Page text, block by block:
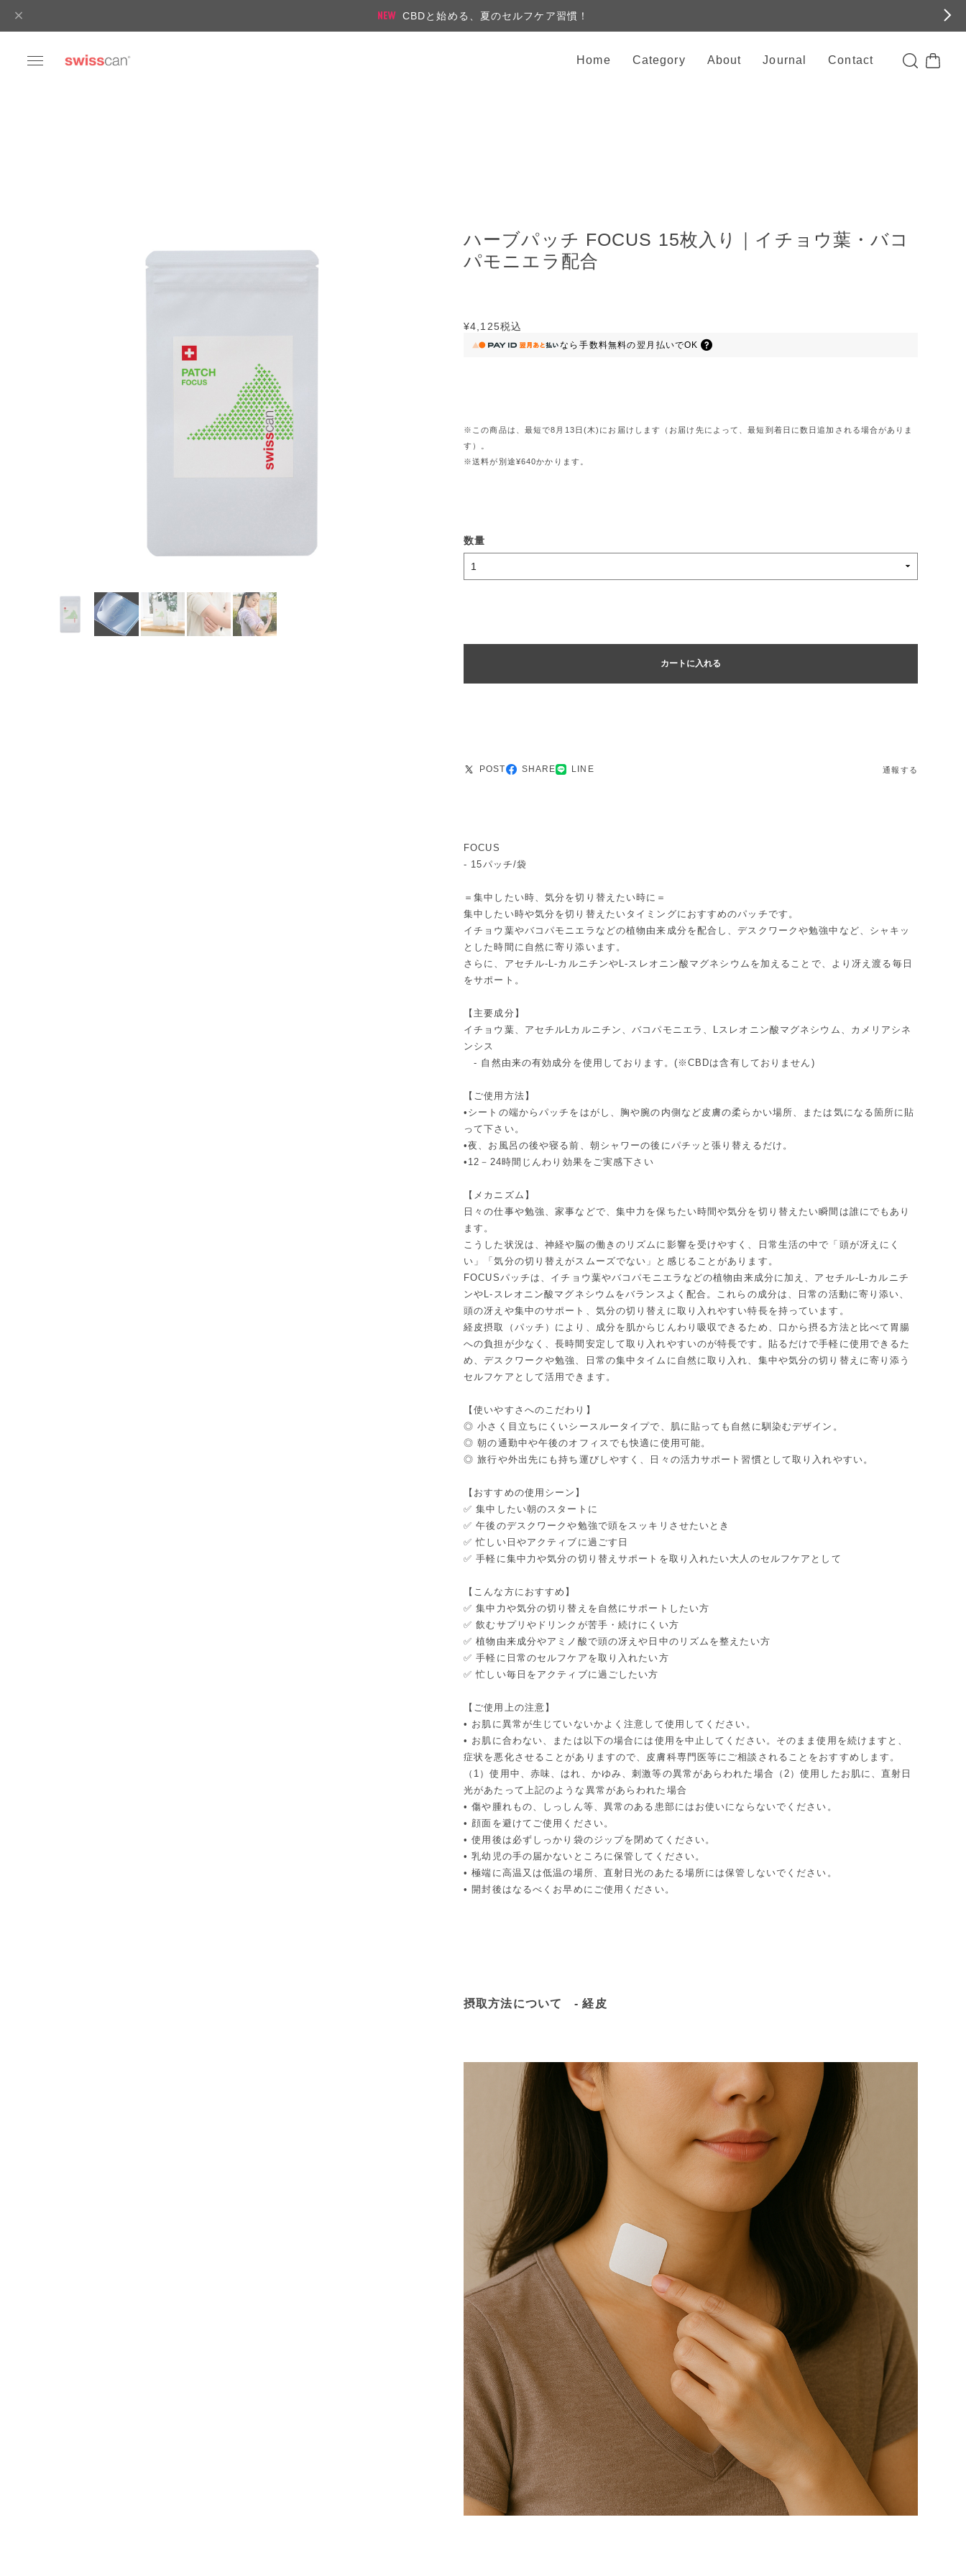
CBDと始める、夏のセルフケア習慣！
Home Category About Journal Contact
ハーブパッチ FOCUS 15枚入り｜イチョウ葉・バコ
パモニエラ配合
¥4,125税込
なら 手数料無料の翌月払いでOK
※この商品は、最短で8月13日(木)にお届けします（お届け先によって、最短到着日に数日追加される場合がありま
す）。
※送料が別途¥640かかります。
数量
カートに入れる
POST SHARE LINE 通報する
FOCUS
‐ 15パッチ/袋
＝集中したい時、気分を切り替えたい時に＝
集中したい時や気分を切り替えたいタイミングにおすすめのパッチです。
イチョウ葉やバコパモニエラなどの植物由来成分を配合し、デスクワークや勉強中など、シャキッ
とした時間に自然に寄り添います。
さらに、アセチル-L-カルニチンやL-スレオニン酸マグネシウムを加えることで、より冴え渡る毎日
をサポート。
【主要成分】
イチョウ葉、アセチルLカルニチン、バコパモニエラ、Lスレオニン酸マグネシウム、カメリアシネ
ンシス
- 自然由来の有効成分を使用しております。(※CBDは含有しておりません)
【ご使用方法】
•シートの端からパッチをはがし、胸や腕の内側など皮膚の柔らかい場所、または気になる箇所に貼
って下さい。
•夜、お風呂の後や寝る前、朝シャワーの後にパチッと張り替えるだけ。
•12－24時間じんわり効果をご実感下さい
【メカニズム】
日々の仕事や勉強、家事などで、集中力を保ちたい時間や気分を切り替えたい瞬間は誰にでもあり
ます。
こうした状況は、神経や脳の働きのリズムに影響を受けやすく、日常生活の中で「頭が冴えにく
い」「気分の切り替えがスムーズでない」と感じることがあります。
FOCUSパッチは、イチョウ葉やバコパモニエラなどの植物由来成分に加え、アセチル-L-カルニチ
ンやL-スレオニン酸マグネシウムをバランスよく配合。これらの成分は、日常の活動に寄り添い、
頭の冴えや集中のサポート、気分の切り替えに取り入れやすい特長を持っています。
経皮摂取（パッチ）により、成分を肌からじんわり吸収できるため、口から摂る方法と比べて胃腸
への負担が少なく、長時間安定して取り入れやすいのが特長です。貼るだけで手軽に使用できるた
め、デスクワークや勉強、日常の集中タイムに自然に取り入れ、集中や気分の切り替えに寄り添う
セルフケアとして活用できます。
【使いやすさへのこだわり】
◎ 小さく目立ちにくいシースルータイプで、肌に貼っても自然に馴染むデザイン。
◎ 朝の通勤中や午後のオフィスでも快適に使用可能。
◎ 旅行や外出先にも持ち運びしやすく、日々の活力サポート習慣として取り入れやすい。
【おすすめの使用シーン】
✅ 集中したい朝のスタートに
✅ 午後のデスクワークや勉強で頭をスッキリさせたいとき
✅ 忙しい日やアクティブに過ごす日
✅ 手軽に集中力や気分の切り替えサポートを取り入れたい大人のセルフケアとして
【こんな方におすすめ】
✅ 集中力や気分の切り替えを自然にサポートしたい方
✅ 飲むサプリやドリンクが苦手・続けにくい方
✅ 植物由来成分やアミノ酸で頭の冴えや日中のリズムを整えたい方
✅ 手軽に日常のセルフケアを取り入れたい方
✅ 忙しい毎日をアクティブに過ごしたい方
【ご使用上の注意】
• お肌に異常が生じていないかよく注意して使用してください。
• お肌に合わない、または以下の場合には使用を中止してください。そのまま使用を続けますと、
症状を悪化させることがありますので、皮膚科専門医等にご相談されることをおすすめします。
（1）使用中、赤味、はれ、かゆみ、刺激等の異常があらわれた場合（2）使用したお肌に、直射日
光があたって上記のような異常があらわれた場合
• 傷や腫れもの、しっしん等、異常のある患部にはお使いにならないでください。
• 顔面を避けてご使用ください。
• 使用後は必ずしっかり袋のジップを閉めてください。
• 乳幼児の手の届かないところに保管してください。
• 極端に高温又は低温の場所、直射日光のあたる場所には保管しないでください。
• 開封後はなるべくお早めにご使用ください。
摂取方法について - 経皮